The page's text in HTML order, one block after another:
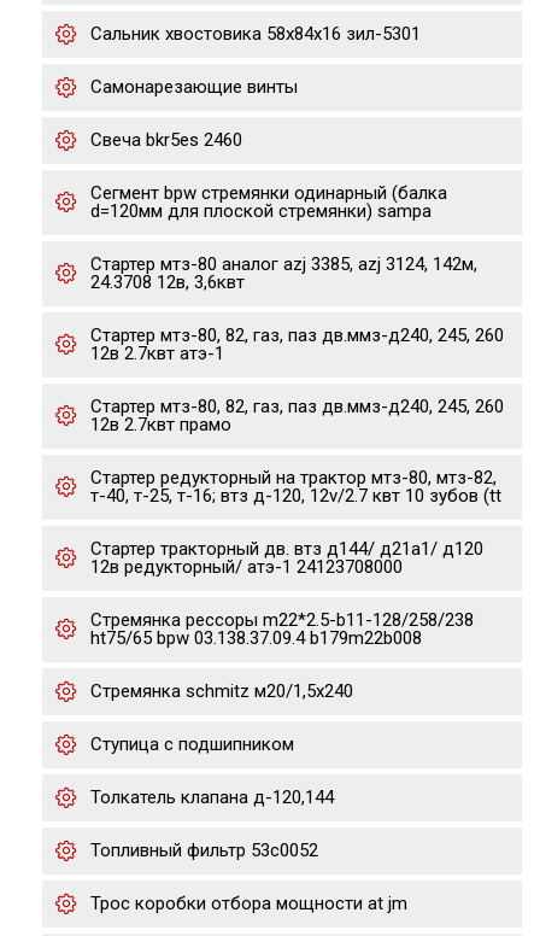
Сальник хвостовика 58х84х16 зил-5301
Самонарезающие винты
Свеча bkr5es 2460
Сегмент bpw стремянки одинарный (балка
d=120мм для плоской стремянки) sampa
Стартер мтз-80 аналог azj 3385, azj 3124, 142м,
24.3708 12в, 3,6квт
Стартер мтз-80, 82, газ, паз дв.ммз-д240, 245, 260
12в 2.7квт атэ-1
Стартер мтз-80, 82, газ, паз дв.ммз-д240, 245, 260
12в 2.7квт прамо
Стартер редукторный на трактор мтз-80, мтз-82,
т-40, т-25, т-16; втз д-120, 12v/2.7 квт 10 зубов (tt
Стартер тракторный дв. втз д144/ д21а1/ д120
12в редукторный/ атэ-1 24123708000
Стремянка рессоры m22*2.5-b11-128/258/238
ht75/65 bpw 03.138.37.09.4 b179m22b008
Стремянка schmitz м20/1,5х240
Ступица с подшипником
Толкатель клапана д-120,144
Топливный фильтр 53c0052
Трос коробки отбора мощности at jm